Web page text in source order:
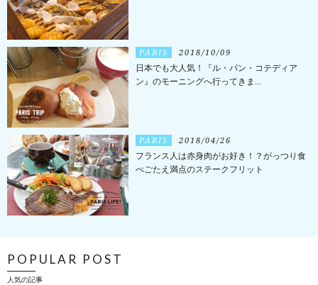
PARIS 2018/10/09
日本でも大人気！『ル・パン・コテディア
ン』のモーニングへ行ってきま...
PARIS 2018/04/26
フランス人は赤身肉がお好き！？がっつり食
べごたえ満点のステークフリット
POPULAR POST
人気の記事